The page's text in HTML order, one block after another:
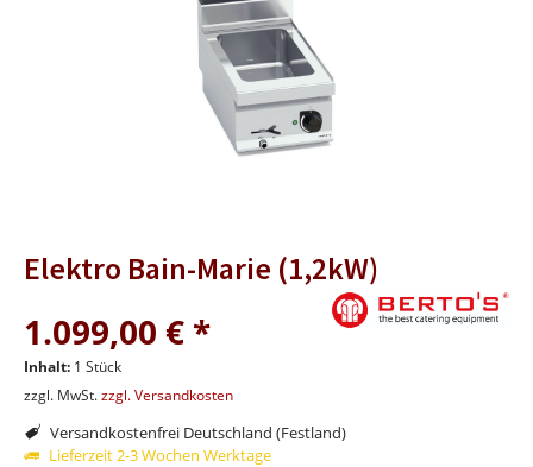
Elektro Bain-Marie (1,2kW)
1.099,00 € *
Inhalt: 1 Stück
zzgl. MwSt.zzgl. Versandkosten
Versandkostenfrei Deutschland (Festland)
Lieferzeit 2-3 Wochen Werktage